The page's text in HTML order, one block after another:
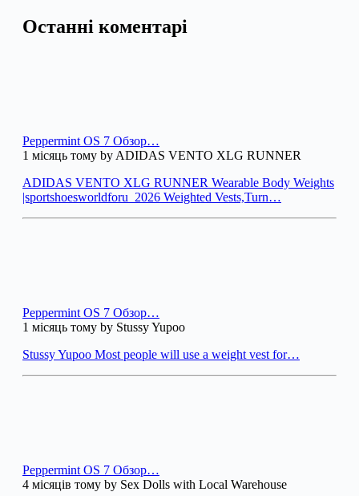
Останні коментарі
Peppermint OS 7 Обзор…
1 місяць тому by ADIDAS VENTO XLG RUNNER
ADIDAS VENTO XLG RUNNER Wearable Body Weights
|sportshoesworldforu_2026 Weighted Vests,Turn…
Peppermint OS 7 Обзор…
1 місяць тому by Stussy Yupoo
Stussy Yupoo Most people will use a weight vest for…
Peppermint OS 7 Обзор…
4 місяців тому by Sex Dolls with Local Warehouse